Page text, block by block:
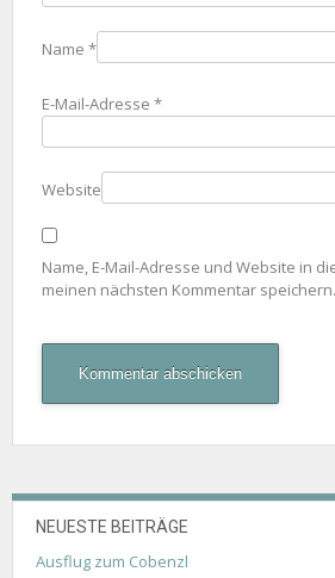
Name *
E-Mail-Adresse *
Website
Name, E-Mail-Adresse und Website in
meinen nächsten Kommentar speichern.
NEUESTE BEITRÄGE
Ausflug zum Cobenzl